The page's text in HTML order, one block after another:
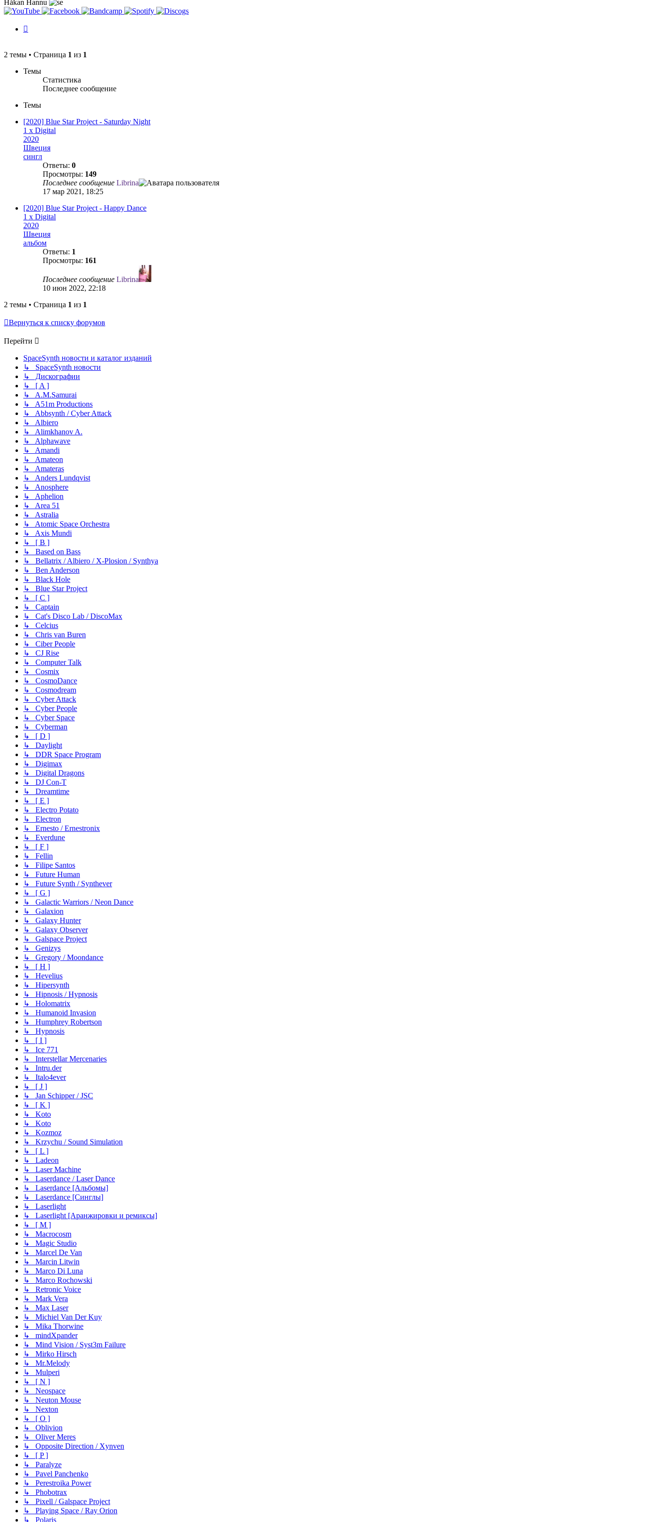
Håkan Hannu
2 темы • Страница 1 из 1
Темы
Статистика
Последнее сообщение
Темы
[2020] Blue Star Project - Saturday Night
1 x Digital
2020
Швеция
сингл
Ответы: 0
Просмотры: 149
Последнее сообщение Librina
17 мар 2021, 18:25
[2020] Blue Star Project - Happy Dance
1 x Digital
2020
Швеция
альбом
Ответы: 1
Просмотры: 161
Последнее сообщение Librina
10 июн 2022, 22:18
2 темы • Страница 1 из 1
Вернуться к списку форумов
Перейти
SpaceSynth новости и каталог изданий
↳ SpaceSynth новости
↳ Дискографии
↳ [ A ]
↳ A.M.Samurai
↳ A51m Productions
↳ Abbsynth / Cyber Attack
↳ Albiero
↳ Alimkhanov A.
↳ Alphawave
↳ Amandi
↳ Amateon
↳ Amateras
↳ Anders Lundqvist
↳ Anosphere
↳ Aphelion
↳ Area 51
↳ Astralia
↳ Atomic Space Orchestra
↳ Axis Mundi
↳ [ B ]
↳ Based on Bass
↳ Bellatrix / Albiero / X-Plosion / Synthya
↳ Ben Anderson
↳ Black Hole
↳ Blue Star Project
↳ [ C ]
↳ Captain
↳ Cat's Disco Lab / DiscoMax
↳ Celcius
↳ Chris van Buren
↳ Ciber People
↳ CJ Rise
↳ Computer Talk
↳ Cosmix
↳ CosmoDance
↳ Cosmodream
↳ Cyber Attack
↳ Cyber People
↳ Cyber Space
↳ Cyberman
↳ [ D ]
↳ Daylight
↳ DDR Space Program
↳ Digimax
↳ Digital Dragons
↳ DJ Con-T
↳ Dreamtime
↳ [ E ]
↳ Electro Potato
↳ Electron
↳ Ernesto / Ernestronix
↳ Everdune
↳ [ F ]
↳ Fellin
↳ Filipe Santos
↳ Future Human
↳ Future Synth / Synthever
↳ [ G ]
↳ Galactic Warriors / Neon Dance
↳ Galaxion
↳ Galaxy Hunter
↳ Galaxy Observer
↳ Galspace Project
↳ Genizys
↳ Gregory / Moondance
↳ [ H ]
↳ Hevelius
↳ Hipersynth
↳ Hipnosis / Hypnosis
↳ Holomatrix
↳ Humanoid Invasion
↳ Humphrey Robertson
↳ Hypnosis
↳ [ I ]
↳ Ice 771
↳ Interstellar Mercenaries
↳ Intru.der
↳ Italo4ever
↳ [ J ]
↳ Jan Schipper / JSC
↳ [ K ]
↳ Koto
↳ Koto
↳ Kozmoz
↳ Krzychu / Sound Simulation
↳ [ L ]
↳ Ladeon
↳ Laser Machine
↳ Laserdance / Laser Dance
↳ Laserdance [Альбомы]
↳ Laserdance [Синглы]
↳ Laserlight
↳ Laserlight [Аранжировки и ремиксы]
↳ [ M ]
↳ Macrocosm
↳ Magic Studio
↳ Marcel De Van
↳ Marcin Litwin
↳ Marco Di Luna
↳ Marco Rochowski
↳ Retronic Voice
↳ Mark Vera
↳ Max Laser
↳ Michiel Van Der Kuy
↳ Mika Thorwine
↳ mindXpander
↳ Mind Vision / Syst3m Failure
↳ Mirko Hirsch
↳ Mr.Melody
↳ Mulperi
↳ [ N ]
↳ Neospace
↳ Neuton Mouse
↳ Nexton
↳ [ O ]
↳ Oblivion
↳ Oliver Meres
↳ Opposite Direction / Xynven
↳ [ P ]
↳ Paralyze
↳ Pavel Panchenko
↳ Perestroika Power
↳ Phobotrax
↳ Pixell / Galspace Project
↳ Playing Space / Ray Orion
↳ Polaris